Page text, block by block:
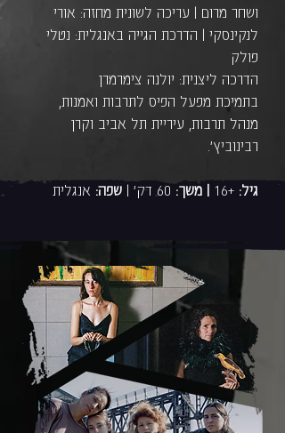
ושחר מרום | עריכה לשונית מחזה: אורי
לנקינסקי | הדרכת הגייה באנגלית: נטלי
פולק
הדרכה ליצנית: יולנה צימרמרן
בתמיכת מפעל הפיס לתרבות ואמנות,
מנהל תרבות, עיריית תל אביב וקרן
רבינוביץ'.
גיל: +16 | משך: שפה: אנגלית